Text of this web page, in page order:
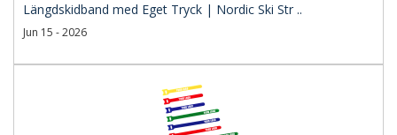
Längdskidband med Eget Tryck | Nordic Ski Str ..
Jun 15 - 2026